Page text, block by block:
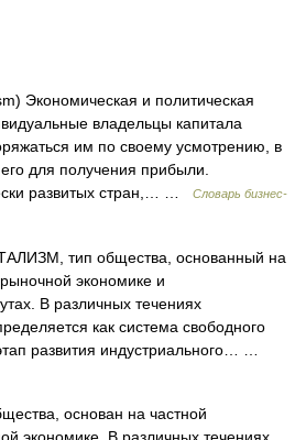
Экономическая и политическая
владельцы капитала
им по своему усмотрению, в
для получения прибыли.
развитых стран,… …
Словарь бизнес-
тип общества, основанный на
экономике и
В различных течениях
как система свободного
развития индустриального… …
основан на частной